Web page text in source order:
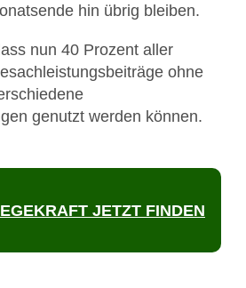
hin übrig bleiben.
nun 40 Prozent aller
ohne
genutzt werden können.
JETZT FINDEN